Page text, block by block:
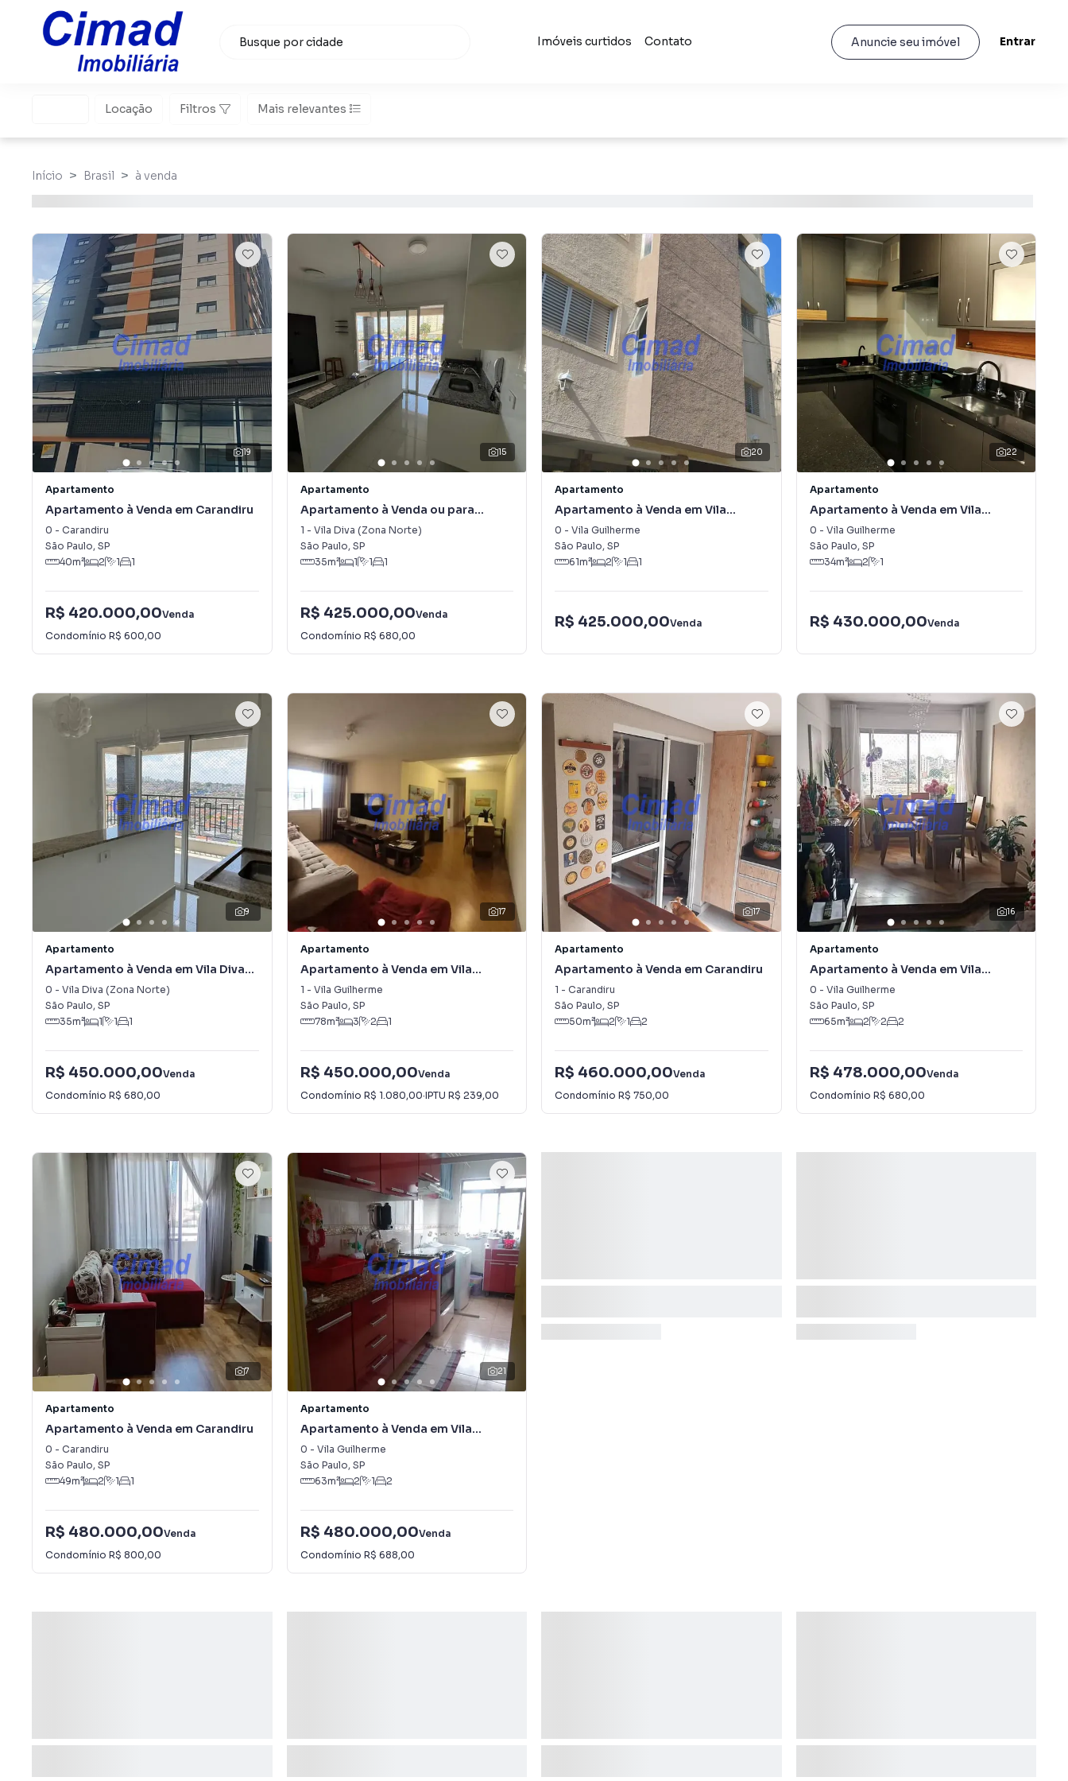
Imóveis curtidos Contato Anuncie seu imóvel Entrar
Locação Filtros Mais relevantes
Início Brasil à venda
19
Apartamento
Apartamento à Venda em Carandiru
0 - Carandiru
São Paulo, SP
40m² 2 1 1
R$ 420.000,00Venda
Condomínio R$ 600,00
15
Apartamento
Apartamento à Venda ou para
Alugar em Vila Diva (Zona Norte)
1 - Vila Diva (Zona Norte)
São Paulo, SP
35m² 1 1 1
R$ 425.000,00Venda
Condomínio R$ 680,00
20
Apartamento
Apartamento à Venda em Vila
Guilherme
0 - Vila Guilherme
São Paulo, SP
61m² 2 1 1
R$ 425.000,00Venda
22
Apartamento
Apartamento à Venda em Vila
Guilherme
0 - Vila Guilherme
São Paulo, SP
34m² 2 1
R$ 430.000,00Venda
9
Apartamento
Apartamento à Venda em Vila Diva
(Zona Norte)
0 - Vila Diva (Zona Norte)
São Paulo, SP
35m² 1 1 1
R$ 450.000,00Venda
Condomínio R$ 680,00
17
Apartamento
Apartamento à Venda em Vila
Guilherme
1 - Vila Guilherme
São Paulo, SP
78m² 3 2 1
R$ 450.000,00Venda
Condomínio R$ 1.080,00·IPTU R$ 239,00
17
Apartamento
Apartamento à Venda em Carandiru
1 - Carandiru
São Paulo, SP
50m² 2 1 2
R$ 460.000,00Venda
Condomínio R$ 750,00
16
Apartamento
Apartamento à Venda em Vila
Guilherme
0 - Vila Guilherme
São Paulo, SP
65m² 2 2 2
R$ 478.000,00Venda
Condomínio R$ 680,00
7
Apartamento
Apartamento à Venda em Carandiru
0 - Carandiru
São Paulo, SP
49m² 2 1 1
R$ 480.000,00Venda
Condomínio R$ 800,00
21
Apartamento
Apartamento à Venda em Vila
Guilherme
0 - Vila Guilherme
São Paulo, SP
63m² 2 1 2
R$ 480.000,00Venda
Condomínio R$ 688,00